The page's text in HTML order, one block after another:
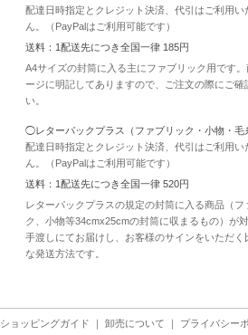
配達日時指定とクレジット決済、代引はご利用い
ん。（PayPalはご利用可能です）
送料：1配送先につき全国一律 185円
A4サイズの封筒に入る主にファブリック用です
ージに明記してありますので、ご注文の際にご確
い。
◯レターパックプラス（ファブリック・小物・毛
配達日時指定とクレジット決済、代引はご利用い
ん。（PayPalはご利用可能です）
送料：1配送先につき全国一律 520円
レターパックプラスの規定の封筒に入る商品（フ
ク、小物等34cmx25cmの封筒に収まるもの）が対
手渡しにてお届けし、お客様のサインをいただく
な発送方法です。
ショッピングガイド ｜ 卸売について ｜ プライバシー